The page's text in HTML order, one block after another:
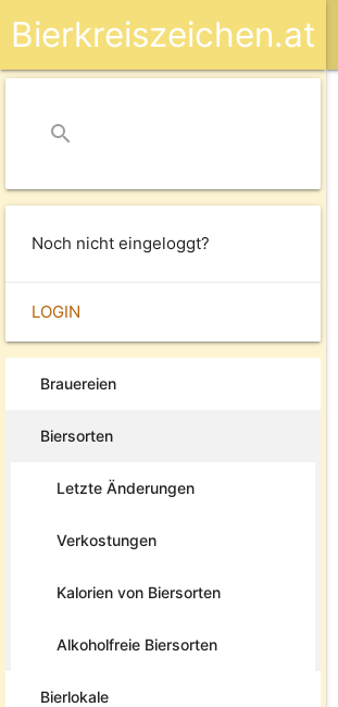
Bierkreiszeichen.at
search
Noch nicht eingeloggt?
LOGIN
Brauereien
Biersorten
Letzte Änderungen
Verkostungen
Kalorien von Biersorten
Alkoholfreie Biersorten
Bierlokale